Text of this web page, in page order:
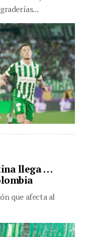
llega . . .
que afecta al